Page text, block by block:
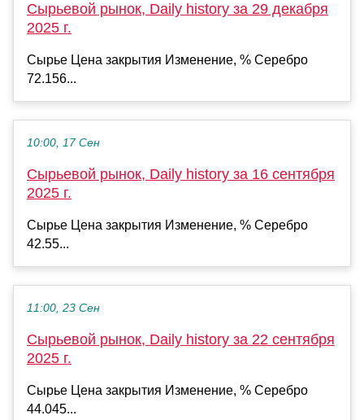
Сырьевой рынок, Daily history за 29 декабря
2025 г.
Сырье Цена закрытия Изменение, % Серебро
72.156...
10:00, 17 Сен
Сырьевой рынок, Daily history за 16 сентября
2025 г.
Сырье Цена закрытия Изменение, % Серебро
42.55...
11:00, 23 Сен
Сырьевой рынок, Daily history за 22 сентября
2025 г.
Сырье Цена закрытия Изменение, % Серебро
44.045...